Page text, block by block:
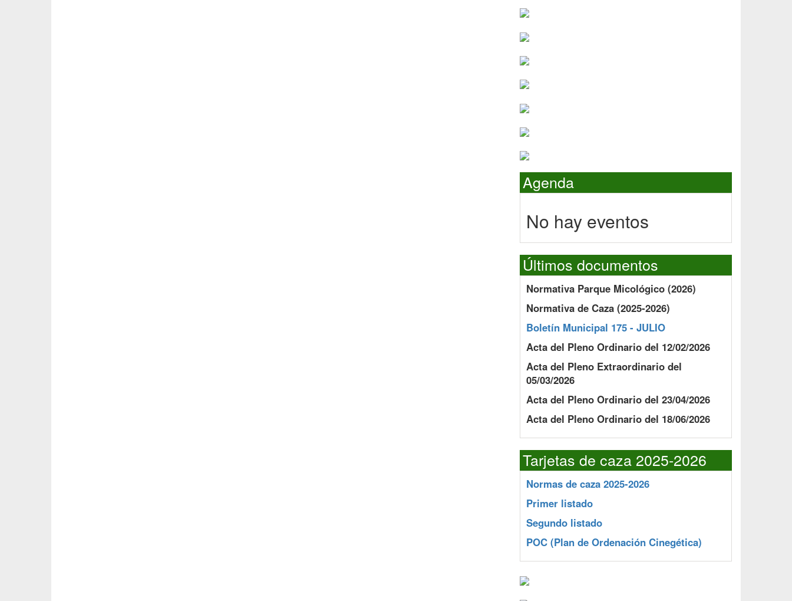
Agenda
No hay eventos
Últimos documentos
Normativa Parque Micológico (2026)
Normativa de Caza (2025-2026)
Boletín Municipal 175 - JULIO
Acta del Pleno Ordinario del 12/02/2026
Acta del Pleno Extraordinario del
05/03/2026
Acta del Pleno Ordinario del 23/04/2026
Acta del Pleno Ordinario del 18/06/2026
Tarjetas de caza 2025-2026
Normas de caza 2025-2026
Primer listado
Segundo listado
POC (Plan de Ordenación Cinegética)